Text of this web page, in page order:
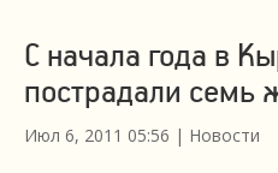
С начала года в
пострадали семь
Июл 6, 2011 05:56 | Новости